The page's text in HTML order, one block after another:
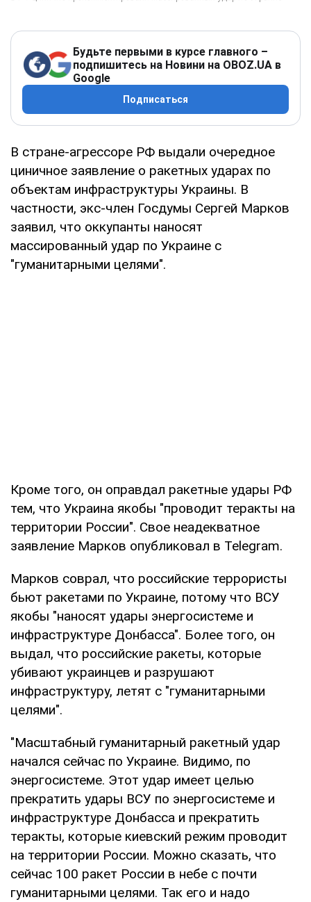
Будьте первыми в курсе главного –
подпишитесь на Новини на OBOZ.UA в
Google
Подписаться
В стране-агрессоре РФ выдали очередное
циничное заявление о ракетных ударах по
объектам инфраструктуры Украины. В
частности, экс-член Госдумы Сергей Марков
заявил, что оккупанты наносят
массированный удар по Украине с
"гуманитарными целями".
Кроме того, он оправдал ракетные удары РФ
тем, что Украина якобы "проводит теракты на
территории России". Свое неадекватное
заявление Марков опубликовал в Telegram.
Марков соврал, что российские террористы
бьют ракетами по Украине, потому что ВСУ
якобы "наносят удары энергосистеме и
инфраструктуре Донбасса". Более того, он
выдал, что российские ракеты, которые
убивают украинцев и разрушают
инфраструктуру, летят с "гуманитарными
целями".
"Масштабный гуманитарный ракетный удар
начался сейчас по Украине. Видимо, по
энергосистеме. Этот удар имеет целью
прекратить удары ВСУ по энергосистеме и
инфраструктуре Донбасса и прекратить
теракты, которые киевский режим проводит
на территории России. Можно сказать, что
сейчас 100 ракет России в небе с почти
гуманитарными целями. Так его и надо